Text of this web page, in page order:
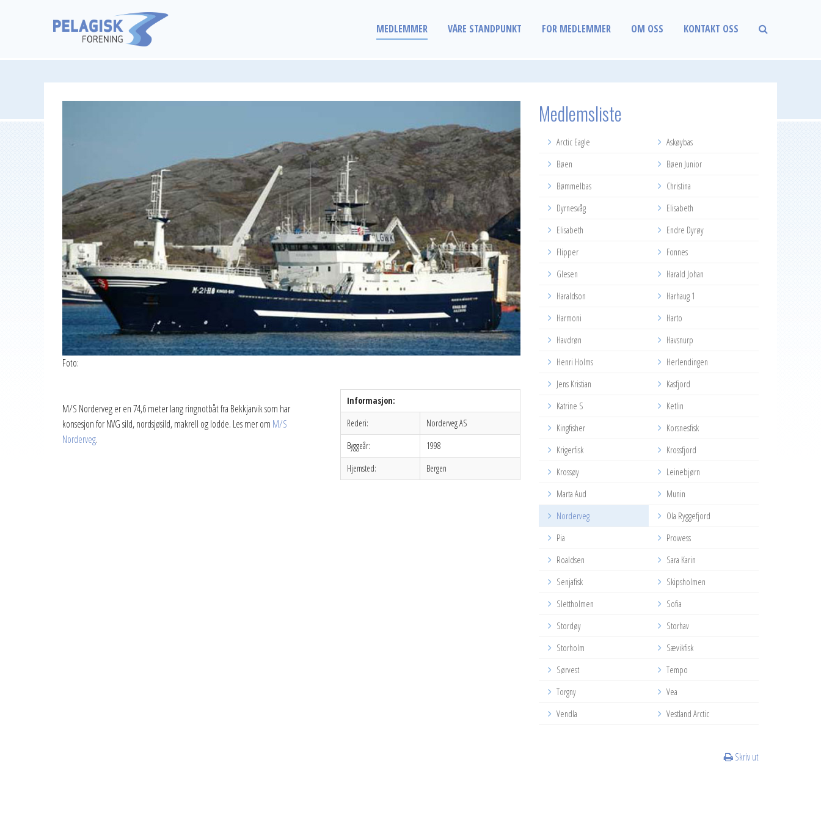
MEDLEMMER VÅRE STANDPUNKT FOR MEDLEMMER OM OSS KONTAKT OSS
Foto:
M/S Norderveg er en 74,6 meter lang ringnotbåt fra Bekkjarvik som har
konsesjon for NVG sild, nordsjøsild, makrell og lodde. Les mer om M/S
Norderveg.
Informasjon:
Rederi:
Norderveg AS
Byggeår:
1998
Hjemsted:
Bergen
Medlemsliste
Arctic Eagle
Askøybas
Bøen
Bøen Junior
Bømmelbas
Christina
Dyrnesvåg
Elisabeth
Elisabeth
Endre Dyrøy
Flipper
Fonnes
Glesen
Harald Johan
Haraldson
Harhaug 1
Harmoni
Harto
Havdrøn
Havsnurp
Henri Holms
Herlendingen
Jens Kristian
Kasfjord
Katrine S
Ketlin
Kingfisher
Korsnesfisk
Krigerfisk
Krossfjord
Krossøy
Leinebjørn
Marta Aud
Munin
Norderveg
Ola Ryggefjord
Pia
Prowess
Roaldsen
Sara Karin
Senjafisk
Skipsholmen
Slettholmen
Sofia
Stordøy
Storhav
Storholm
Sævikfisk
Sørvest
Tempo
Torgny
Vea
Vendla
Vestland Arctic
Skriv ut